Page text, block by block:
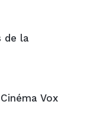
de la
Vox